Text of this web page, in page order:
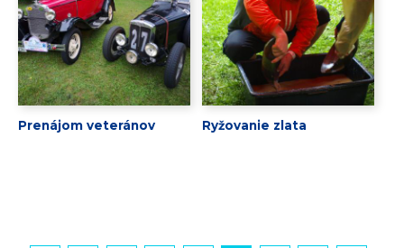
Prenájom veteránov Ryžovanie zlata